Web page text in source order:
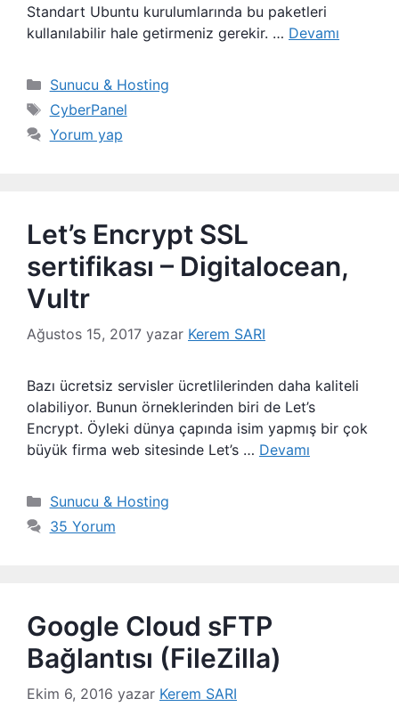
Standart Ubuntu kurulumlarında bu paketleri
kullanılabilir hale getirmeniz gerekir. … Devamı
Kategoriler
Sunucu & Hosting
Etiketler
CyberPanel
Yorum yap
Let’s Encrypt SSL
sertifikası – Digitalocean,
Vultr
Ağustos 15, 2017 yazar Kerem SARI
Bazı ücretsiz servisler ücretlilerinden daha kaliteli
olabiliyor. Bunun örneklerinden biri de Let’s
Encrypt. Öyleki dünya çapında isim yapmış bir çok
büyük firma web sitesinde Let’s … Devamı
Kategoriler
Sunucu & Hosting
35 Yorum
Google Cloud sFTP
Bağlantısı (FileZilla)
Ekim 6, 2016 yazar Kerem SARI